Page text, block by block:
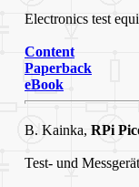
Electronics test
Content
Paperback
eBook
B. Kainka, RPi
Test- und